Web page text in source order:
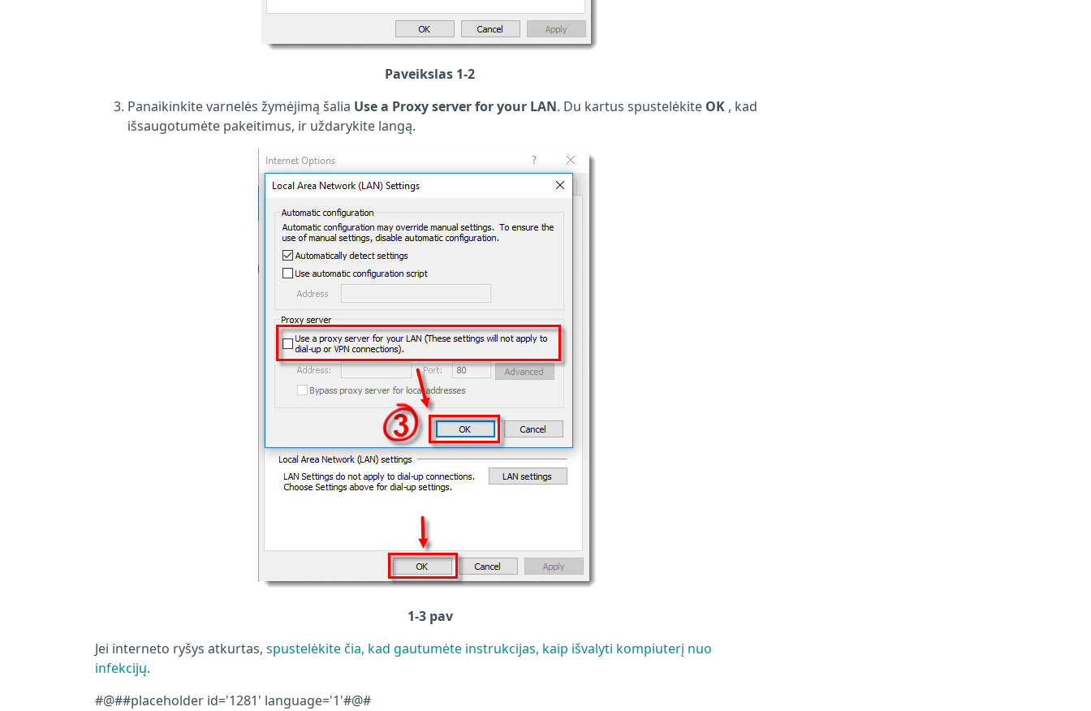
Paveikslas 1-2
Panaikinkite varnelės žymėjimą šalia Use a Proxy server for your LAN. Du kartus spustelėkite OK , kad
išsaugotumėte pakeitimus, ir uždarykite langą.
1-3 pav
Jei interneto ryšys atkurtas, spustelėkite čia, kad gautumėte instrukcijas, kaip išvalyti kompiuterį nuo
infekcijų.
#@##placeholder id='1281' language='1'#@#